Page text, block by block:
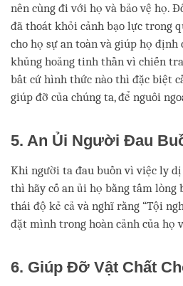
nên cùng đi với họ và bảo vệ họ.
đã thoát khỏi cảnh bạo lực trong
cho họ sự an toàn và giúp họ định
khủng hoảng tinh thần vì chiến
bất cứ hình thức nào thì đặc biệt
giúp đỡ của chúng ta, để nguôi
5. An Ủi Người Đau
Khi người ta đau buồn vì việc ly
thì hãy cố an ủi họ bằng tấm lòng
thái độ kẻ cả và nghĩ rằng “Tội
đặt mình trong hoàn cảnh của họ
6. Giúp Đỡ Vật Chất